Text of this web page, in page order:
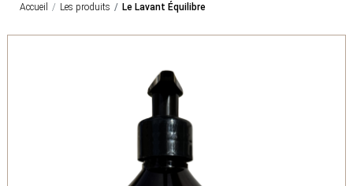
Accueil Les produits Le Lavant Équilibre